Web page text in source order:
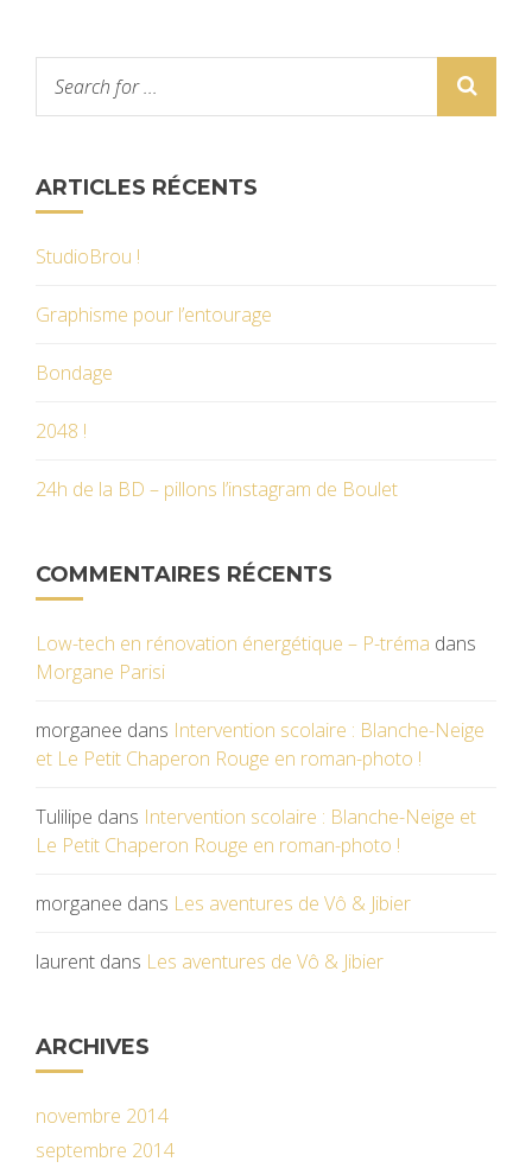
ARTICLES RÉCENTS
StudioBrou !
Graphisme pour l’entourage
Bondage
2048 !
24h de la BD – pillons l’instagram de Boulet
COMMENTAIRES RÉCENTS
Low-tech en rénovation énergétique – P-tréma dans
Morgane Parisi
morganee dans Intervention scolaire : Blanche-Neige
et Le Petit Chaperon Rouge en roman-photo !
Tulilipe dans Intervention scolaire : Blanche-Neige et
Le Petit Chaperon Rouge en roman-photo !
morganee dans Les aventures de Vô & Jibier
laurent dans Les aventures de Vô & Jibier
ARCHIVES
novembre 2014
septembre 2014